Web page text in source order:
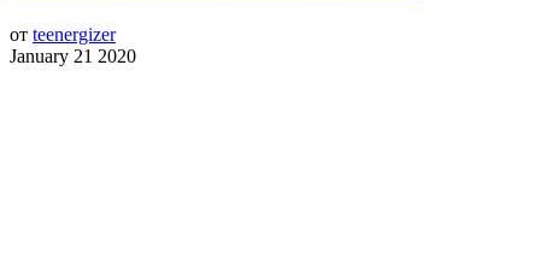
от teenergizer
January 21 2020